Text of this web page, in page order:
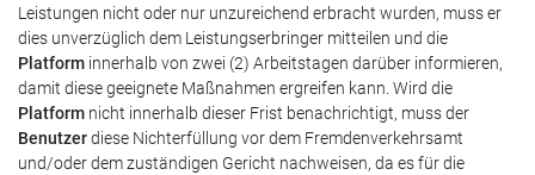
Leistungen nicht oder nur unzureichend erbracht wurden, muss er
dies unverzüglich dem Leistungserbringer mitteilen und die
Platform innerhalb von zwei (2) Arbeitstagen darüber informieren,
damit diese geeignete Maßnahmen ergreifen kann. Wird die
Platform nicht innerhalb dieser Frist benachrichtigt, muss der
Benutzerdiese Nichterfüllung vor dem Fremdenverkehrsamt
und/oder dem zuständigen Gericht nachweisen, da es für die